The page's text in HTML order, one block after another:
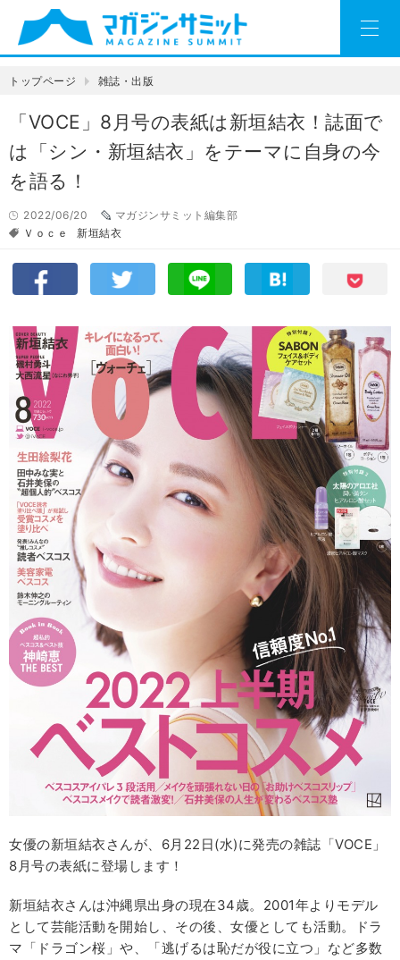
トップページ 雑誌・出版
「VOCE」8月号の表紙は新垣結衣！誌面で
は「シン・新垣結衣」をテーマに自身の今
を語る！
2022/06/20
マガジンサミット編集部
Ｖｏｃｅ
新垣結衣
女優の新垣結衣さんが、6月22日(水)に発売の雑誌「VOCE」
8月号の表紙に登場します！
新垣結衣さんは沖縄県出身の現在34歳。2001年よりモデル
として芸能活動を開始し、その後、女優としても活動。ドラ
マ「ドラゴン桜」や、「逃げるは恥だが役に立つ」など多数